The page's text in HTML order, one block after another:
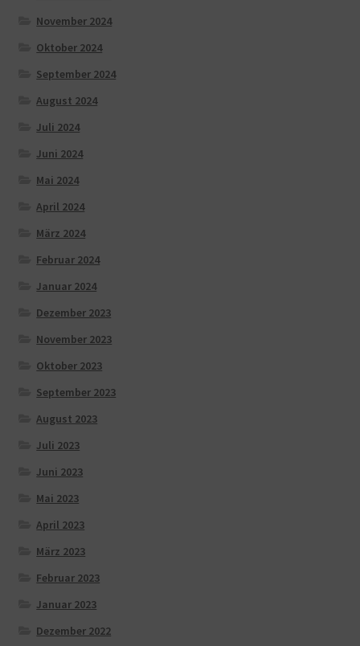
November 2024
Oktober 2024
September 2024
August 2024
Juli 2024
Juni 2024
Mai 2024
April 2024
März 2024
Februar 2024
Januar 2024
Dezember 2023
November 2023
Oktober 2023
September 2023
August 2023
Juli 2023
Juni 2023
Mai 2023
April 2023
März 2023
Februar 2023
Januar 2023
Dezember 2022